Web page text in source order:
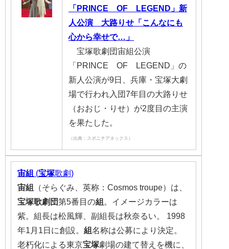
「PRINCE OF LEGEND」新
人公演 大路りせ「こんなにも
心から幸せで…」
宝塚歌劇団宙組公演
「PRINCE OF LEGEND」の
新人公演が9日、兵庫・宝塚大劇
場で行われ入団7年目の大路りせ
（おおじ・りせ）が2度目の主演
を果たした。
（出典：スポニチアネックス）
宙組 (宝塚歌劇)
宙組
（そらぐみ、英称：Cosmos troupe）は、
宝塚歌劇団第5番目の組
。イメージカラーは
紫。組長は松風輝、副組長は秋奈るい。 1998
年1月1日に創設。 組名称は公募により決定。
老朽化による東京宝塚劇場の建て替えを機に、